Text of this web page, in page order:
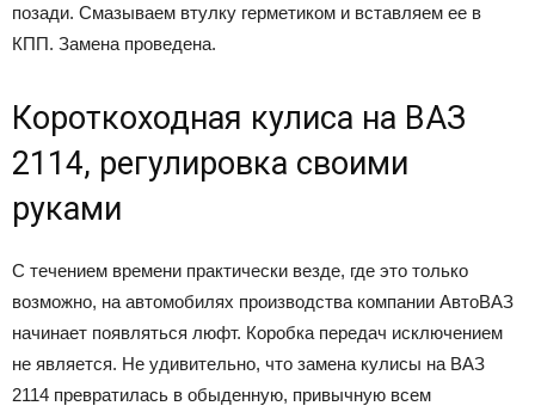
позади. Смазываем втулку герметиком и вставляем ее в
КПП. Замена проведена.
Короткоходная кулиса на ВАЗ
2114, регулировка своими
руками
С течением времени практически везде, где это только
возможно, на автомобилях производства компании АвтоВАЗ
начинает появляться люфт. Коробка передач исключением
не является. Не удивительно, что замена кулисы на ВАЗ
2114 превратилась в обыденную, привычную всем